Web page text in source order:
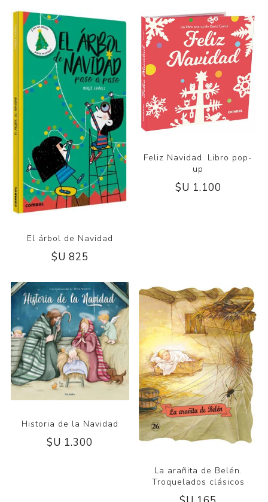
El árbol de Navidad
$U 825
Feliz Navidad. Libro pop-
up
$U 1.100
Historia de la Navidad
$U 1.300
La arañita de Belén.
Troquelados clásicos